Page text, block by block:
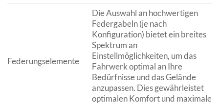
Federungselemente
Die Auswahl an hochwertigen
Federgabeln (je nach
Konfiguration) bietet ein breites
Spektrum an
Einstellmöglichkeiten, um das
Fahrwerk optimal an Ihre
Bedürfnisse und das Gelände
anzupassen. Dies gewährleistet
optimalen Komfort und maximale